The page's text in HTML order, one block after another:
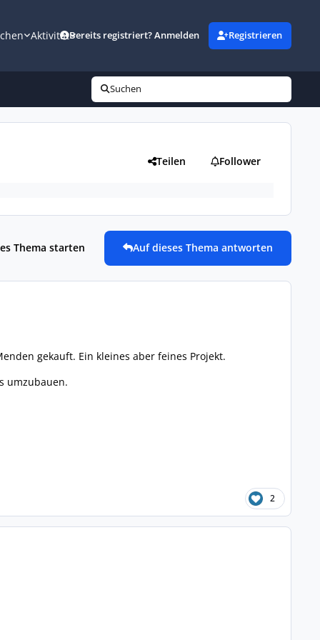
AktivitätBereits registriert? Anmelden Registrieren
Suchen
Teilen Follower
Thema starten Auf dieses Thema antworten
gekauft. Ein kleines aber feines Projekt.
umzubauen.
2